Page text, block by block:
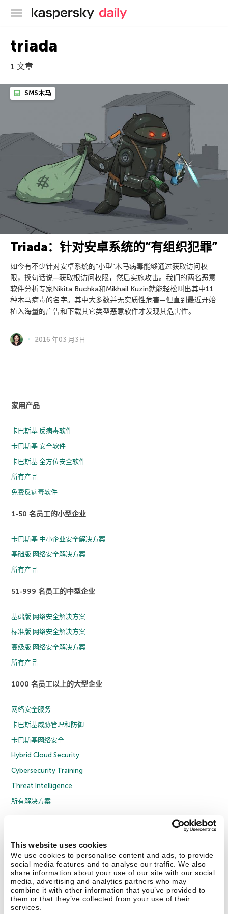
This website uses cookies
We use cookies to personalise content and ads, to provide
social media features and to analyse our traffic. We also
share information about your use of our site with our social
media, advertising and analytics partners who may
combine it with other information that you’ve provided to
them or that they’ve collected from your use of their
services.
卡巴斯基官方博客
triada
1 文章
SMS木马
Triada：针对安卓系统的”有组织犯罪”
如今有不少针对安卓系统的”小型”木马病毒能够通过获取访问权
限，换句话说—获取根访问权限，然后实施攻击。我们的两名恶意
软件分析专家Nikita Buchka和Mikhail Kuzin就能轻松叫出其中11
种木马病毒的名字。其中大多数并无实质性危害—但直到最近开始
植入海量的广告和下载其它类型恶意软件才发现其危害性。
2016 年03 月3日
家用产品
卡巴斯基 反病毒软件
卡巴斯基 安全软件
卡巴斯基 全方位安全软件
所有产品
免费反病毒软件
1-50 名员工的小型企业
卡巴斯基 中小企业安全解决方案
基础版 网络安全解决方案
所有产品
51-999 名员工的中型企业
基础版 网络安全解决方案
标准版 网络安全解决方案
高级版 网络安全解决方案
所有产品
1000 名员工以上的大型企业
网络安全服务
卡巴斯基威胁管理和防御
卡巴斯基网络安全
Hybrid Cloud Security
Cybersecurity Training
Threat Intelligence
所有解决方案
隐私策略
反腐败政策
许可协议 B2B
京ICP备12053225号
京公网安备 11010102001169号
联系我们 关于我们 合作伙伴 Blog 资源中心 新闻稿
Securelist Eugene Personal Blog